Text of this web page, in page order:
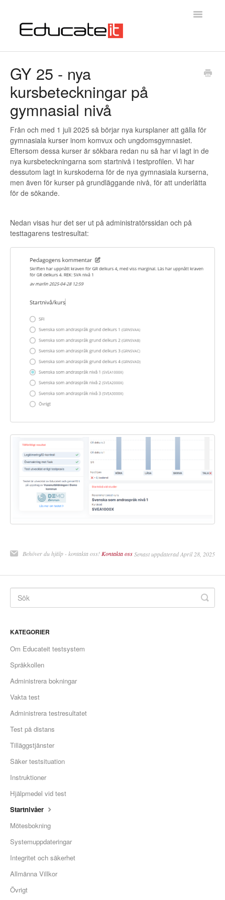
Toggle
Introduktion
Kontakta oss
GY 25 - nya
kursbeteckningar på
gymnasial nivå
Från och med 1 juli 2025 så börjar nya kursplaner att gälla för
gymnasiala kurser inom komvux och ungdomsgymnasiet.
Eftersom dessa kurser är sökbara redan nu så har vi lagt in de
nya kursbeteckningarna som startnivå i testprofilen. Vi har
dessutom lagt in kurskoderna för de nya gymnasiala kurserna,
men även för kurser på grundläggande nivå, för att underlätta
för de sökande.
Nedan visas hur det ser ut på administratörssidan och på
testtagarens testresultat:
Behöver du hjälp - kontakta oss! Kontakta ossSenast uppdaterad April 28, 2025
KATEGORIER
Om Educateit testsystem
Språkkollen
Administrera bokningar
Vakta test
Administrera testresultatet
Test på distans
Tilläggstjänster
Säker testsituation
Instruktioner
Hjälpmedel vid test
Startnivåer
Mötesbokning
Systemuppdateringar
Integritet och säkerhet
Allmänna Villkor
Övrigt